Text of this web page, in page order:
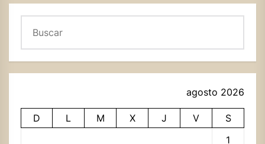
agosto 2026
D L M X J V
S
1